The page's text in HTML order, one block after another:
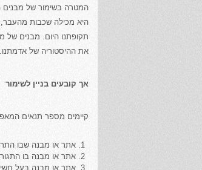
המטרה בשימור של מבנים
היא מכילה שכבות מהעבר,
תקופתנו היום. מבנים של
את ההיסטוריה של
אך קובעים בניין לשימור
קיימים מספר תנאים
אתר או מבנה שבו
אתר או מבנה בו
אתר או מבנה בעל